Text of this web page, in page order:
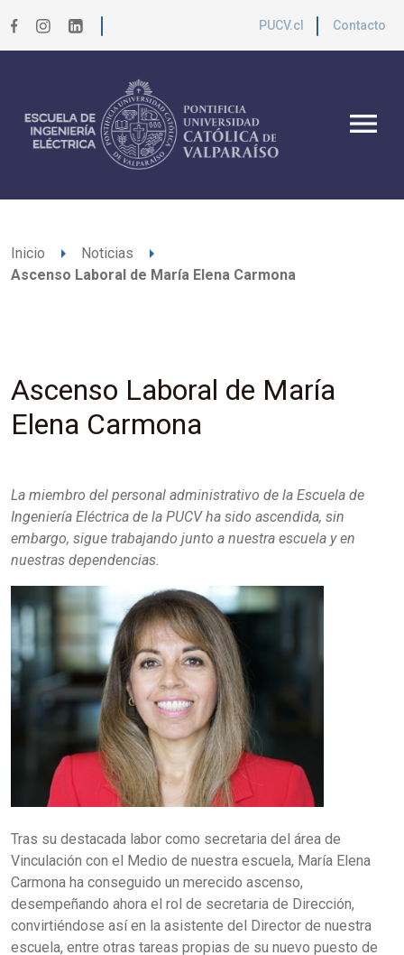
PUCV.cl Contacto
menu
Inicio arrow_right Noticias arrow_right
Ascenso Laboral de María Elena Carmona
Ascenso Laboral de María
Elena Carmona
La miembro del personal administrativo de la Escuela de
Ingeniería Eléctrica de la PUCV ha sido ascendida, sin
embargo, sigue trabajando junto a nuestra escuela y en
nuestras dependencias.
Tras su destacada labor como secretaria del área de
Vinculación con el Medio de nuestra escuela, María Elena
Carmona ha conseguido un merecido ascenso,
desempeñando ahora el rol de secretaria de Dirección,
convirtiéndose así en la asistente del Director de nuestra
escuela, entre otras tareas propias de su nuevo puesto de